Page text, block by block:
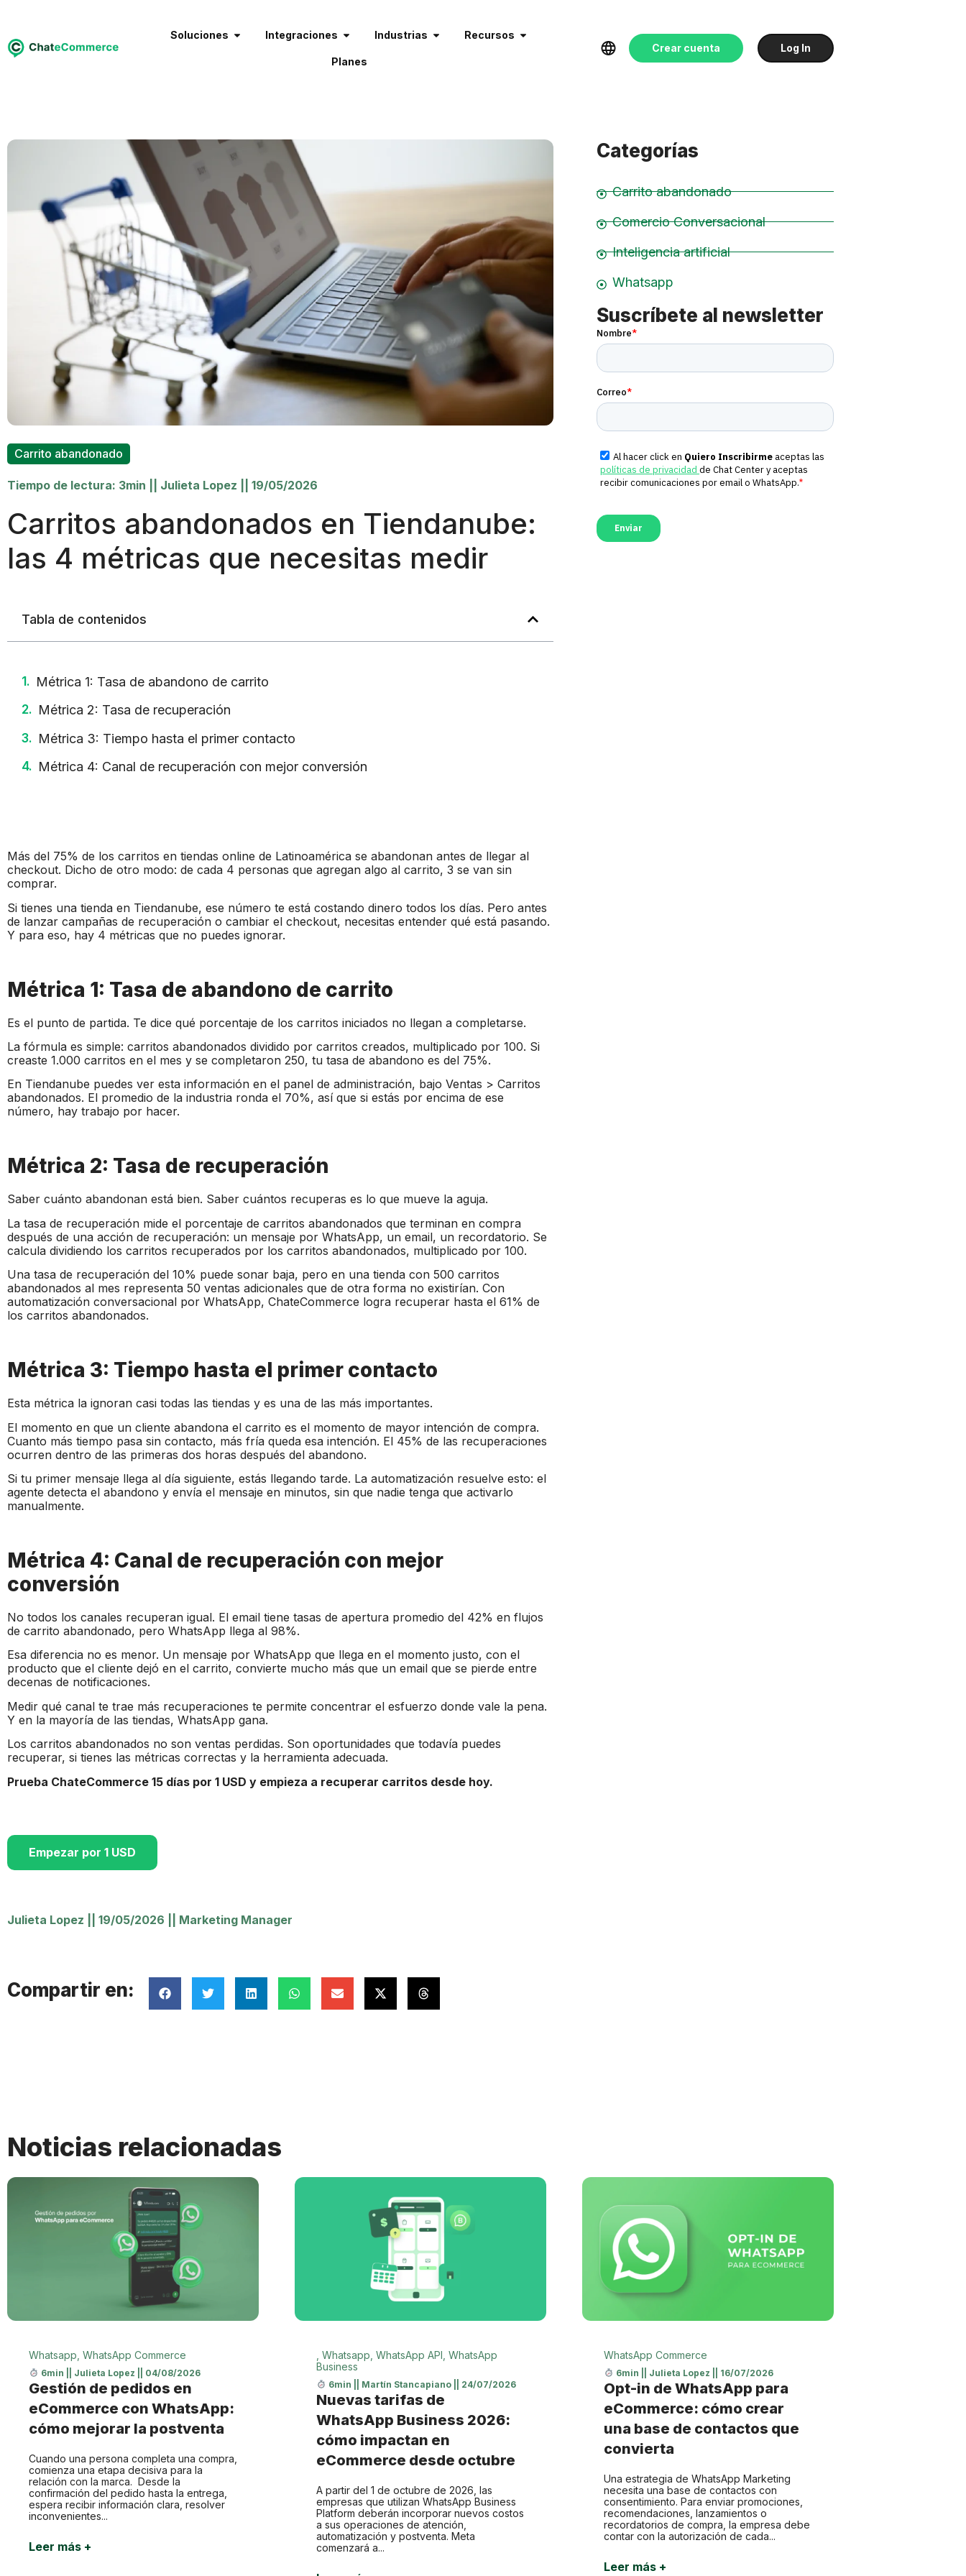
Soluciones Integraciones Industrias Recursos
Planes
Crear cuenta Log In
Carrito abandonado
Tiempo de lectura: 3min Julieta Lopez 19/05/2026
Carritos abandonados en Tiendanube:
las 4 métricas que necesitas medir
Tabla de contenidos
Métrica 1: Tasa de abandono de carrito
Métrica 2: Tasa de recuperación
Métrica 3: Tiempo hasta el primer contacto
Métrica 4: Canal de recuperación con mejor conversión
Más del 75% de los carritos en tiendas online de Latinoamérica se abandonan antes de llegar al
checkout. Dicho de otro modo: de cada 4 personas que agregan algo al carrito, 3 se van sin
comprar.
Si tienes una tienda en Tiendanube, ese número te está costando dinero todos los días. Pero antes
de lanzar campañas de recuperación o cambiar el checkout, necesitas entender qué está pasando.
Y para eso, hay 4 métricas que no puedes ignorar.
Métrica 1: Tasa de abandono de carrito
Es el punto de partida. Te dice qué porcentaje de los carritos iniciados no llegan a completarse.
La fórmula es simple: carritos abandonados dividido por carritos creados, multiplicado por 100. Si
creaste 1.000 carritos en el mes y se completaron 250, tu tasa de abandono es del 75%.
En Tiendanube puedes ver esta información en el panel de administración, bajo Ventas > Carritos
abandonados. El promedio de la industria ronda el 70%, así que si estás por encima de ese
número, hay trabajo por hacer.
Métrica 2: Tasa de recuperación
Saber cuánto abandonan está bien. Saber cuántos recuperas es lo que mueve la aguja.
La tasa de recuperación mide el porcentaje de carritos abandonados que terminan en compra
después de una acción de recuperación: un mensaje por WhatsApp, un email, un recordatorio. Se
calcula dividiendo los carritos recuperados por los carritos abandonados, multiplicado por 100.
Una tasa de recuperación del 10% puede sonar baja, pero en una tienda con 500 carritos
abandonados al mes representa 50 ventas adicionales que de otra forma no existirían. Con
automatización conversacional por WhatsApp, ChateCommerce logra recuperar hasta el 61% de
los carritos abandonados.
Métrica 3: Tiempo hasta el primer contacto
Esta métrica la ignoran casi todas las tiendas y es una de las más importantes.
El momento en que un cliente abandona el carrito es el momento de mayor intención de compra.
Cuanto más tiempo pasa sin contacto, más fría queda esa intención. El 45% de las recuperaciones
ocurren dentro de las primeras dos horas después del abandono.
Si tu primer mensaje llega al día siguiente, estás llegando tarde. La automatización resuelve esto: el
agente detecta el abandono y envía el mensaje en minutos, sin que nadie tenga que activarlo
manualmente.
Métrica 4: Canal de recuperación con mejor
conversión
No todos los canales recuperan igual. El email tiene tasas de apertura promedio del 42% en flujos
de carrito abandonado, pero WhatsApp llega al 98%.
Esa diferencia no es menor. Un mensaje por WhatsApp que llega en el momento justo, con el
producto que el cliente dejó en el carrito, convierte mucho más que un email que se pierde entre
decenas de notificaciones.
Medir qué canal te trae más recuperaciones te permite concentrar el esfuerzo donde vale la pena.
Y en la mayoría de las tiendas, WhatsApp gana.
Los carritos abandonados no son ventas perdidas. Son oportunidades que todavía puedes
recuperar, si tienes las métricas correctas y la herramienta adecuada.
Prueba ChateCommerce 15 días por 1 USD y empieza a recuperar carritos desde hoy.
Empezar por 1 USD
Julieta Lopez 19/05/2026 Marketing Manager
Compartir en:
Categorías
Carrito abandonado
Comercio Conversacional
Inteligencia artificial
Whatsapp
Suscríbete al newsletter
Noticias relacionadas
Whatsapp WhatsApp Commerce
6min Julieta Lopez 04/08/2026
Gestión de pedidos en
eCommerce con WhatsApp:
cómo mejorar la postventa
Cuando una persona completa una compra,
comienza una etapa decisiva para la
relación con la marca. Desde la
confirmación del pedido hasta la entrega,
espera recibir información clara, resolver
inconvenientes...
Leer más +
Whatsapp WhatsApp API WhatsApp
Business
6min Martín Stancapiano 24/07/2026
Nuevas tarifas de
WhatsApp Business 2026:
cómo impactan en
eCommerce desde octubre
A partir del 1 de octubre de 2026, las
empresas que utilizan WhatsApp Business
Platform deberán incorporar nuevos costos
a sus operaciones de atención,
automatización y postventa. Meta
comenzará a...
WhatsApp Commerce
6min Julieta Lopez 16/07/2026
Opt-in de WhatsApp para
eCommerce: cómo crear
una base de contactos que
convierta
Una estrategia de WhatsApp Marketing
necesita una base de contactos con
consentimiento. Para enviar promociones,
recomendaciones, lanzamientos o
recordatorios de compra, la empresa debe
contar con la autorización de cada...
Leer más +